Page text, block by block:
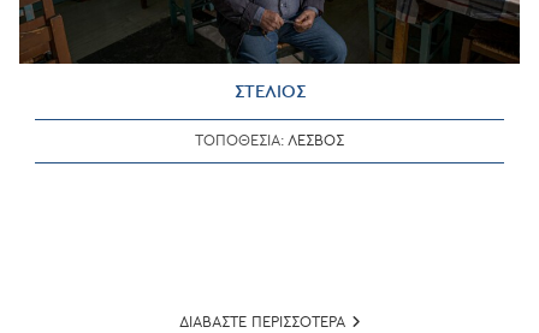
ΣΤΕΛΙΟΣ
ΤΟΠΟΘΕΣΙΑ: ΛΕΣΒΟΣ
ΔΙΑΒΑΣΤΕ ΠΕΡΙΣΣΟΤΕΡΑΣΤΕΛΙΟΣ